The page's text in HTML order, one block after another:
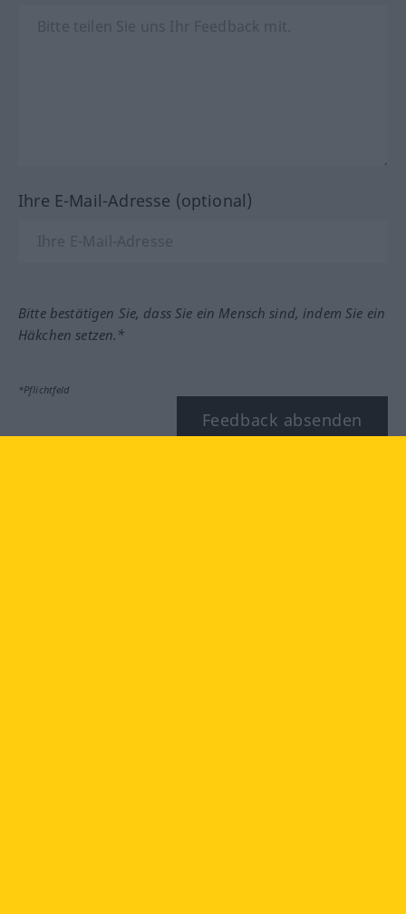
Ihre E-Mail-Adresse (optional)
Bitte bestätigen Sie, dass Sie ein Mensch sind, indem Sie ein
Häkchen setzen.*
*Pflichtfeld
Feedback absenden